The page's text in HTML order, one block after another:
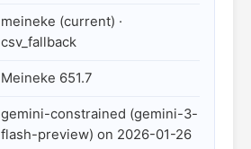
meineke (current) ·
csv_fallback
Meineke 651.7
gemini-constrained (gemini-3-
flash-preview) on 2026-01-26